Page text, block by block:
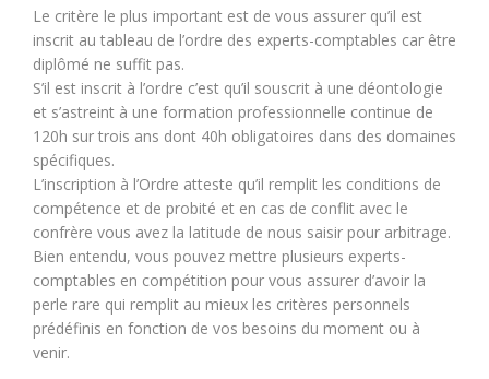
Le critère le plus important est de vous assurer qu’il est
inscrit au tableau de l’ordre des experts-comptables car être
diplômé ne suffit pas.
S’il est inscrit à l’ordre c’est qu’il souscrit à une déontologie
et s’astreint à une formation professionnelle continue de
120h sur trois ans dont 40h obligatoires dans des domaines
spécifiques.
L’inscription à l’Ordre atteste qu’il remplit les conditions de
compétence et de probité et en cas de conflit avec le
confrère vous avez la latitude de nous saisir pour arbitrage.
Bien entendu, vous pouvez mettre plusieurs experts-
comptables en compétition pour vous assurer d’avoir la
perle rare qui remplit au mieux les critères personnels
prédéfinis en fonction de vos besoins du moment ou à
venir.